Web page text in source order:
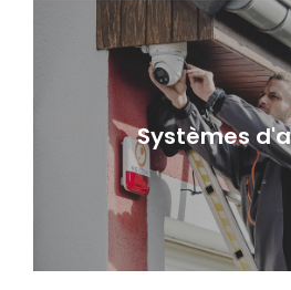
Systèmes